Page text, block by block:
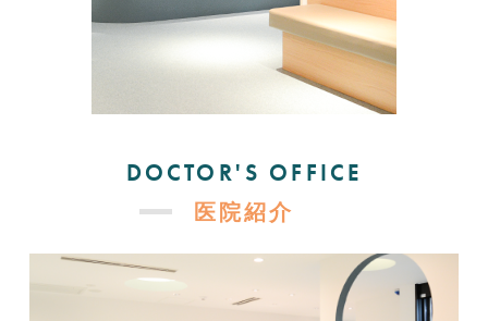
DOCTOR'S OFFICE
医院紹介